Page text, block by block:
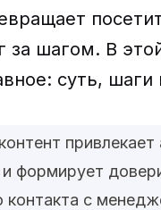
за шагом. В
суть,
формирует
контакта с